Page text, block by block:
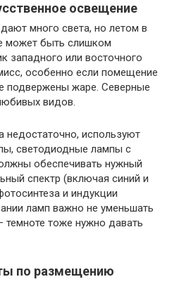
освещение
много света, но летом в
может быть слишком
западного или восточного
особенно если помещение
подвержены жаре. Северные
видов.
недостаточно, используют
светодиодные лампы с
обеспечивать нужный
спектр (включая синий и
и индукции
ламп важно не уменьшать
темноте тоже нужно давать
по размещению